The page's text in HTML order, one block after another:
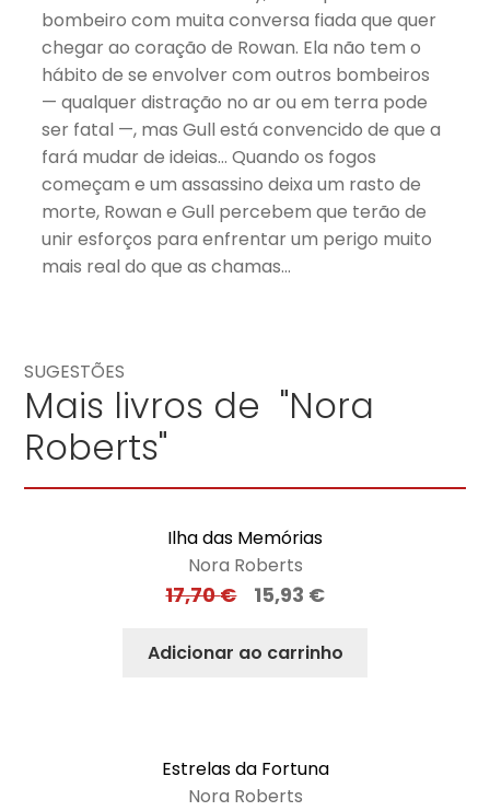
bombeiro com muita conversa fiada que quer
chegar ao coração de Rowan. Ela não tem o
hábito de se envolver com outros bombeiros
— qualquer distração no ar ou em terra pode
ser fatal —, mas Gull está convencido de que a
fará mudar de ideias… Quando os fogos
começam e um assassino deixa um rasto de
morte, Rowan e Gull percebem que terão de
unir esforços para enfrentar um perigo muito
mais real do que as chamas…
SUGESTÕES
Mais livros de "Nora
Roberts"
Ilha das Memórias
Nora Roberts
17,70€ 15,93 €
Adicionar ao carrinho
Estrelas da Fortuna
Nora Roberts